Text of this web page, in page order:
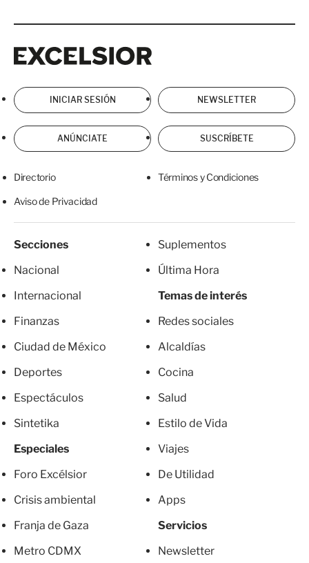
INICIAR SESIÓN NEWSLETTER
ANÚNCIATE SUSCRÍBETE
Directorio Términos y Condiciones
Aviso de Privacidad
Secciones
Nacional
Internacional
Finanzas
Ciudad de México
Deportes
Espectáculos
Sintetika
Especiales
Foro Excélsior
Crisis ambiental
Franja de Gaza
Metro CDMX
Suplementos
Última Hora
Temas de interés
Redes sociales
Alcaldías
Cocina
Salud
Estilo de Vida
Viajes
De Utilidad
Apps
Servicios
Newsletter